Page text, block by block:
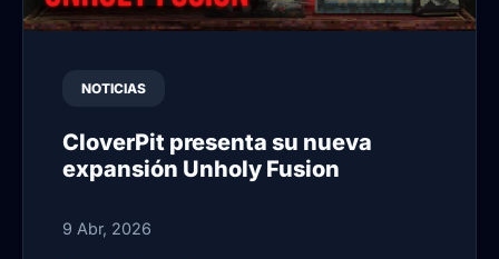
NOTICIAS
CloverPit presenta su nueva
expansión Unholy Fusion
9 Abr, 2026